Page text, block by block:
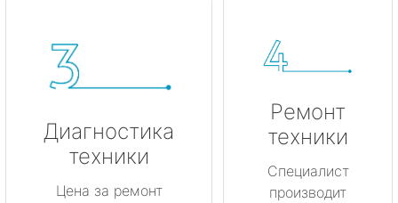
Диагностика
техники
Цена за ремонт
Ремонт
техники
Специалист
производит